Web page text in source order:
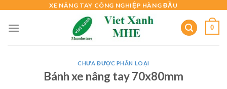
content
XE NÂNG TAY CÔNG NGHIỆP HÀNG ĐẦU
0
CHƯA ĐƯỢC PHÂN LOẠI
Bánh xe nâng tay 70x80mm